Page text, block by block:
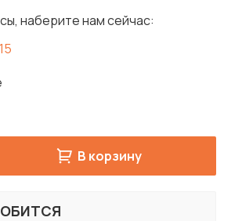
наберите нам сейчас:
В корзину